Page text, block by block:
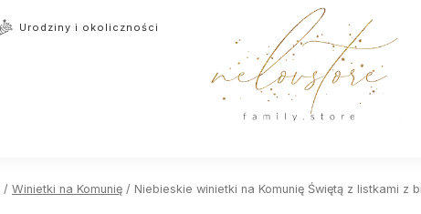
Urodziny i okoliczności
/ Winietki na Komunię / Niebieskie winietki na Komunię Świętą z listkami z